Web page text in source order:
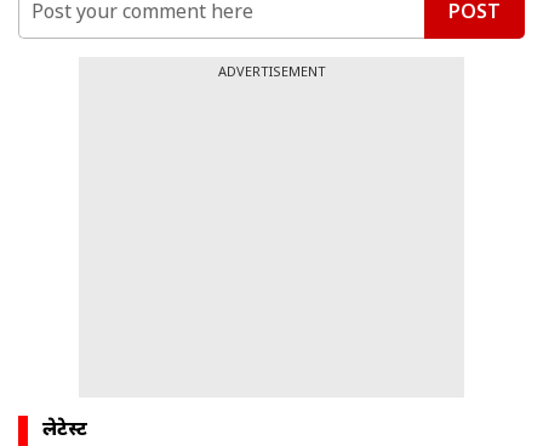
POST
ADVERTISEMENT
लेटेस्ट